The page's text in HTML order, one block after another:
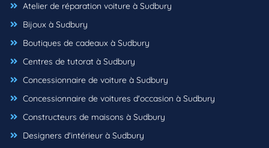
Atelier de réparation voiture à Sudbury
Bijoux à Sudbury
Boutiques de cadeaux à Sudbury
Centres de tutorat à Sudbury
Concessionnaire de voiture à Sudbury
Concessionnaire de voitures d'occasion à Sudbury
Constructeurs de maisons à Sudbury
Designers d'intérieur à Sudbury